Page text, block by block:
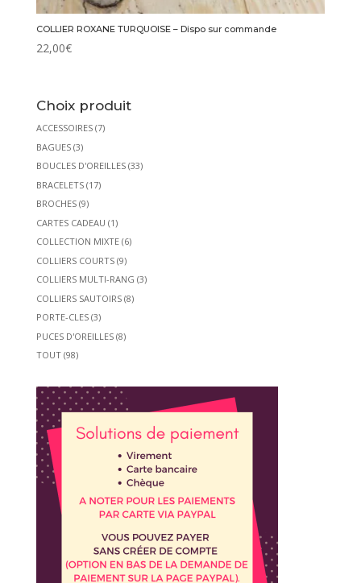
COLLIER ROXANE TURQUOISE – Dispo sur commande
22,00€
Choix produit
ACCESSOIRES (7)
BAGUES (3)
BOUCLES D'OREILLES (33)
BRACELETS (17)
BROCHES (9)
CARTES CADEAU (1)
COLLECTION MIXTE (6)
COLLIERS COURTS (9)
COLLIERS MULTI-RANG (3)
COLLIERS SAUTOIRS (8)
PORTE-CLES (3)
PUCES D'OREILLES (8)
TOUT (98)